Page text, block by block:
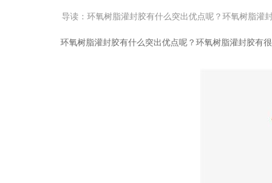
导读：环氧树脂灌封胶有什么突出优点呢？环氧树脂灌
环氧树脂灌封胶有什么突出优点呢？环氧树脂灌封胶有